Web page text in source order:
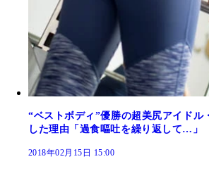
“ベストボディ”優勝の超美尻アイドル
した理由「過食嘔吐を繰り返して…」
2018年02月15日 15:00